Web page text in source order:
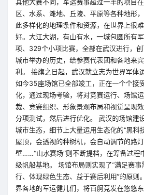
其他大赛不同，军运赛事超过一半的项目
区、水系、滩地、丘陵、平原等各种地形
此多样化的地理条件和资源，在世界上很
好。大江大湖，有山有水，一城包圆所有
项、329个小项比赛，全部在武汉进行，
城市举办的历史，给参赛代表团和各地来
利。 接旗之日起，武汉就立志为世界军体
如今35座场馆已全部竣工，正在一个个接
化，通过现场考验，将对竞赛运行、场馆
裁、竞赛组织、形象景观布局和视觉呈现
分项测试，然后进行优化。 武汉的场馆建
城市生态，细节上大量运用生态化的“黑科
屋顶，会透视的种树机，会自动调节的路
壁……“山水赛场”则不断提档，在筹备过程
级帆船基地。 场馆布局则实现了“满足赛
行、体现绿色生态、益于赛后利用”的原则
界各地的军运健儿们，将百舸竞发在悠悠